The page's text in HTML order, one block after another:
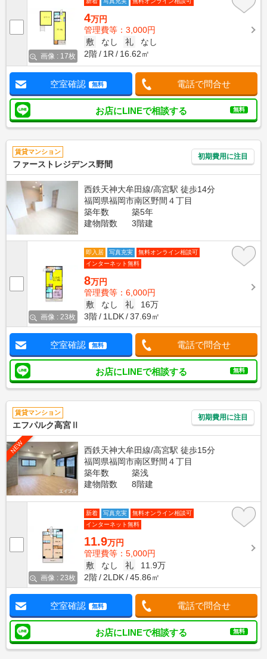
画像 : 17枚
4万円
管理費等：3,000円
敷
なし 礼
なし
2階
1R 16.62㎡
空室確認 無料 電話で問合せ
お店にLINEで相談する 無料
賃貸マンション
ファーストレジデンス野間
初期費用に注目
西鉄天神大牟田線/高宮駅 徒歩14分
福岡県福岡市南区野間４丁目
築年数
築5年
建物階数
3階建
画像 : 23枚
即入居 写真充実
無料オンライン相談可
インターネット無料
8万円
管理費等：6,000円
敷
なし 礼
16万
3階
1LDK 37.69㎡
空室確認 無料 電話で問合せ
お店にLINEで相談する 無料
賃貸マンション
エフパルク高宮Ⅱ
初期費用に注目
NEW
西鉄天神大牟田線/高宮駅 徒歩15分
福岡県福岡市南区野間４丁目
築年数
築浅
建物階数
8階建
画像 : 23枚
新着 写真充実
無料オンライン相談可
インターネット無料
11.9万円
管理費等：5,000円
敷
なし 礼
11.9万
2階
2LDK 45.86㎡
空室確認 無料 電話で問合せ
お店にLINEで相談する 無料